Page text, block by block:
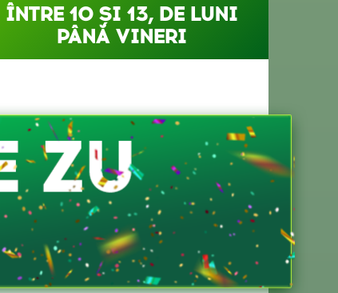
ÎNTRE 10 ȘI 13, DE LUNI
PÂNĂ VINERI